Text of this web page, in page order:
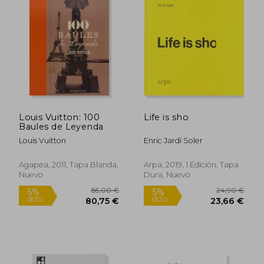
23,75 €
Rápido
Louis Vuitton: 100
Baules de Leyenda
Louis Vuitton
Agapea, 2011, Tapa Blanda,
Nuevo
Life is sho
Enric Jardí Soler
Arpa, 2019, 1 Edición, Tapa
Dura, Nuevo